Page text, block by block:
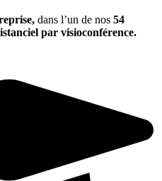
dans l’un de nos 54
par visioconférence.